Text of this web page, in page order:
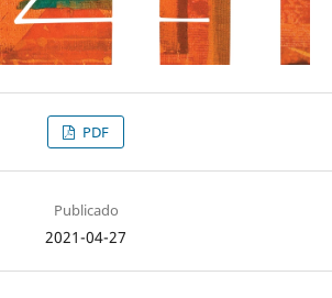
PDF
Publicado
2021-04-27